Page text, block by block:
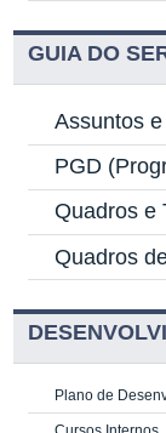
GUIA DO
Assuntos
PGD
Quadros e
Quadros
Plano de